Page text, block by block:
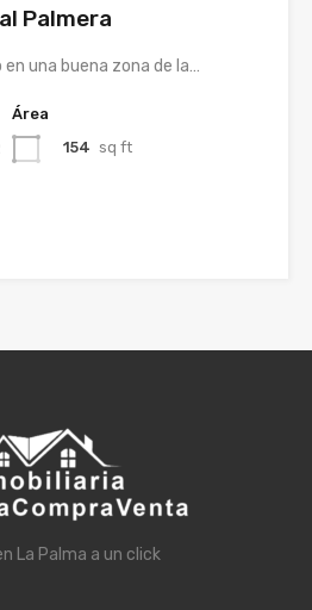
Palmera
en una buena zona de la…
Área
154 sq ft
La Palma a un click